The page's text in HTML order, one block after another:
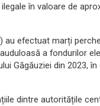
în valoare de
au efectuat marți
a fondurilor
Găgăuziei din 2023,
dintre autoritățile